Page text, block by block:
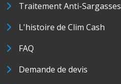
Traitement Anti-Sargasses
L'histoire de Clim Cash
FAQ
Demande de devis